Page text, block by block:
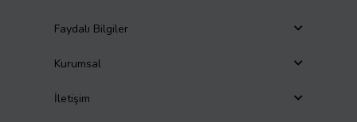
Faydalı Bilgiler
Kurumsal
İletişim